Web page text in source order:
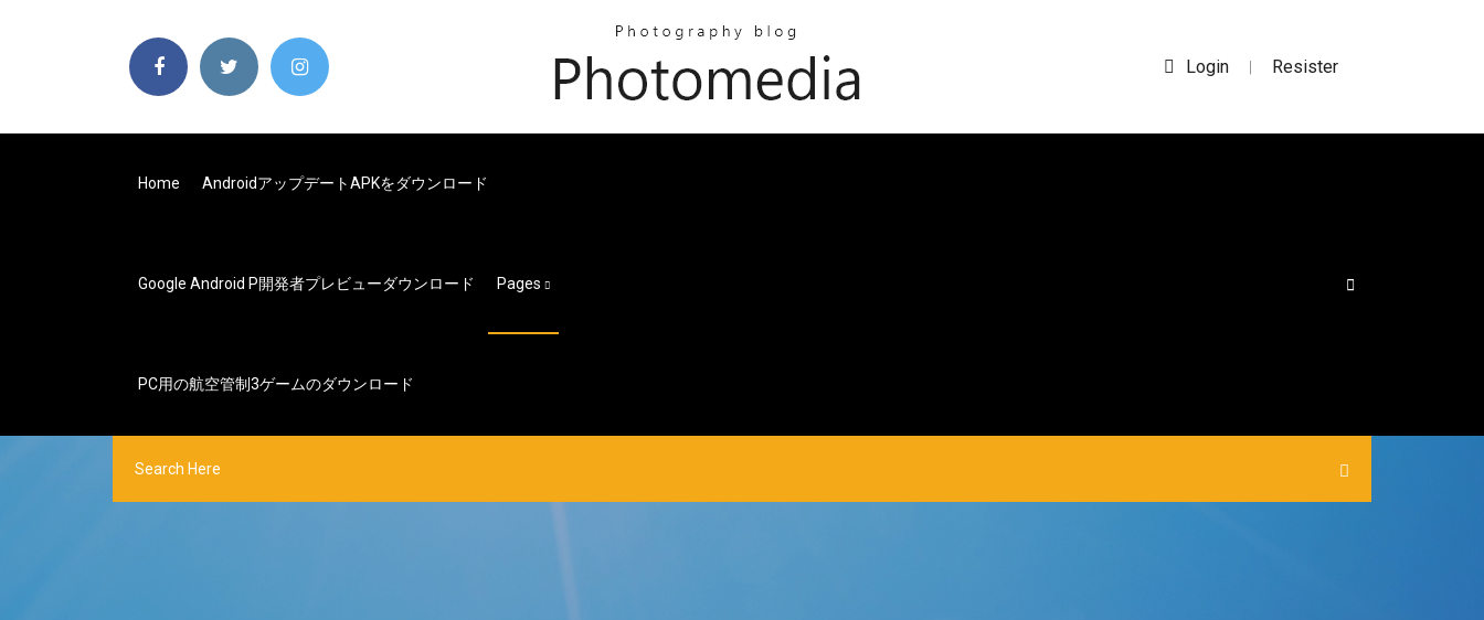
Login | Resister
Home AndroidアップデートAPKをダウンロード
Google Android P開発者プレビューダウンロード Pages
PC用の航空管制3ゲームのダウンロード